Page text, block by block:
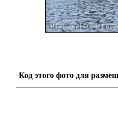
Код этого фото для